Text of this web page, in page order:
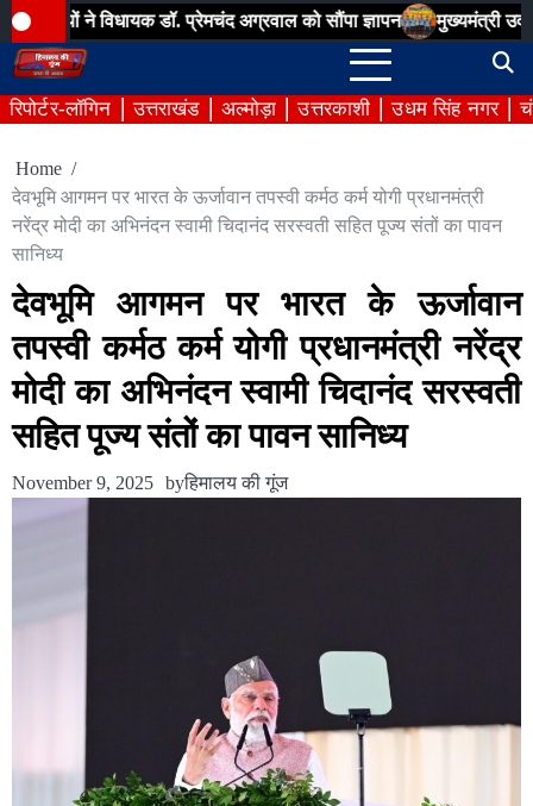
Skip
to
content
डॉ. प्रेमचंद अग्रवाल को सौंपा ज्ञापन मुख्यमंत्री उदयीमान खिलाड़ी
रिपोर्टर-लॉगिन उत्तराखंड अल्मोड़ा उत्तरकाशी उधम सिंह नगर
Home
देवभूमि आगमन पर भारत के ऊर्जावान तपस्वी कर्मठ कर्म योगी प्रधानमंत्री
नरेंद्र मोदी का अभिनंदन स्वामी चिदानंद सरस्वती सहित पूज्य संतों का पावन
सानिध्य
देवभूमि आगमन पर भारत के ऊर्जावान
तपस्वी कर्मठ कर्म योगी प्रधानमंत्री नरेंद्र
मोदी का अभिनंदन स्वामी चिदानंद सरस्वती
सहित पूज्य संतों का पावन सानिध्य
November 9, 2025 byहिमालय की गूंज